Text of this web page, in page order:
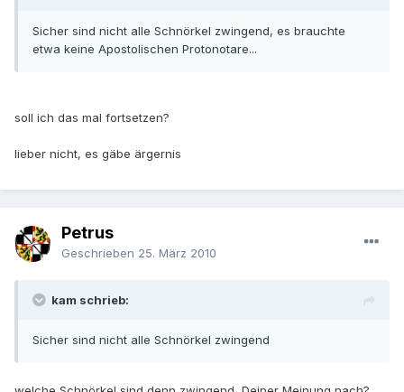
Sicher sind nicht alle Schnörkel zwingend, es brauchte
etwa keine Apostolischen Protonotare...
soll ich das mal fortsetzen?
lieber nicht, es gäbe ärgernis
Petrus
Geschrieben 25. März 2010
kam schrieb:
Sicher sind nicht alle Schnörkel zwingend